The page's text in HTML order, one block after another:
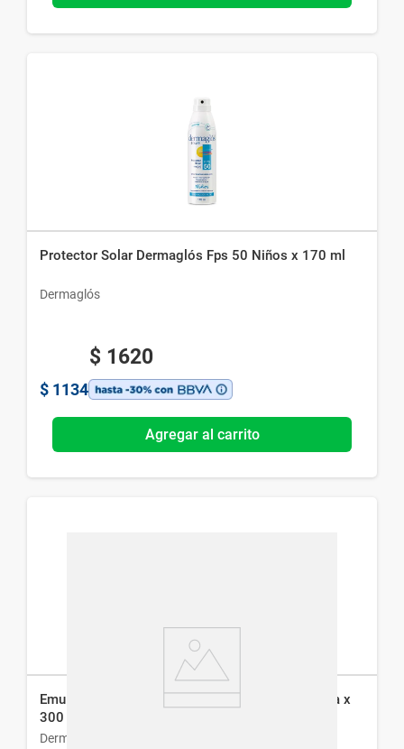
Protector Solar Dermaglós Fps 50 Niños x 170 ml
Dermaglós
$ 1620
$ 1134
Agregar al carrito
Emulsion Hidratante Dermaglos Solar Reparadora x
300 ml
Dermaglós